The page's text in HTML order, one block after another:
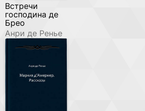
Встречи
господина де
Брео
Анри де Ренье